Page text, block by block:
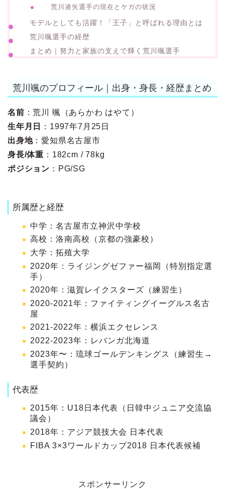
荒川凌矢選手の現在とケガの状況
モデルとしても活躍！「王子」と呼ばれる理由とは
荒川颯選手の経歴
まとめ｜努力と家族の支えで輝く荒川颯選手
荒川颯のプロフィール｜出身・身長・経歴まとめ
名前 ：荒川 颯（あらかわ はやて）
生年月日
：1997年7月25日
出身地：愛知県名古屋市
身長/体重 ：182cm / 78kg
ポジション ：PG/SG
所属歴と経歴
中学：名古屋市立神沢中学校
高校：洛南高校（京都の強豪校）
大学：拓殖大学
2020年：ライジングゼファー福岡（特別指定選
手）
2020年：滋賀レイクスターズ（練習生）
2020-2021年：ファイティングイーグルス名古
屋
2021-2022年：横浜エクセレンス
2022-2023年：レバンガ北海道
2023年〜：琉球ゴールデンキングス（練習生→
選手契約）
代表歴
2015年：U18日本代表（日韓中ジュニア交流協
議会）
2018年：アジア競技大会 日本代表
FIBA 3×3ワールドカップ2018 日本代表候補
スポンサーリンク